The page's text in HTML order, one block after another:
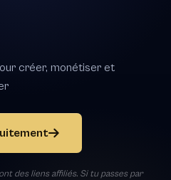
créer, monétiser et
des liens affiliés. Si tu passes par